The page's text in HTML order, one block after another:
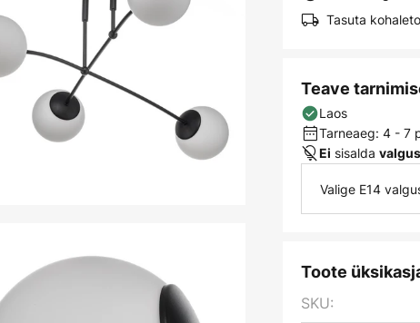
Tasuta
Teave
Laos
Tarneaeg: 4 - 7
Ei sisalda
Valige E14
Toote
SKU: